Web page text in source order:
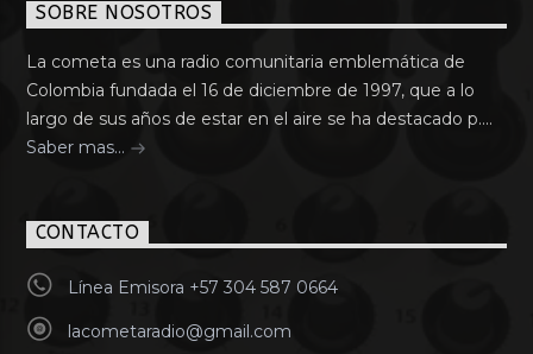
SOBRE NOSOTROS
La cometa es una radio comunitaria emblemática de
Colombia fundada el 16 de diciembre de 1997, que a lo
largo de sus años de estar en el aire se ha destacado p....
Saber mas...
CONTACTO
Línea Emisora +57 304 587 0664
lacometaradio@gmail.com